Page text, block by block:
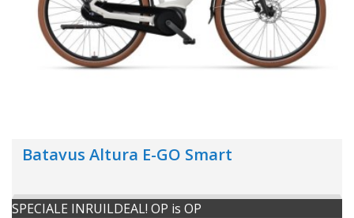
Batavus Altura E-GO Smart
SPECIALE INRUILDEAL! OP is OP